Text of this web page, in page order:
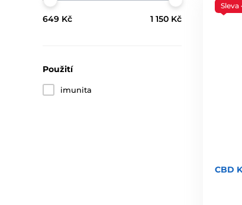
649 Kč 1 150 Kč
Použití
imunita
Sleva
CBD